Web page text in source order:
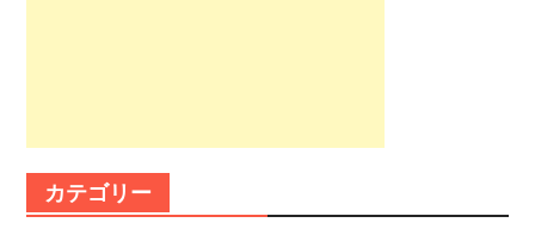
カテゴリー